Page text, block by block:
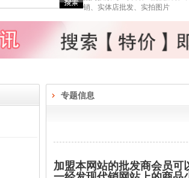
销、实体店批发、实拍图片
专题信息
加盟本网站的批发商会员